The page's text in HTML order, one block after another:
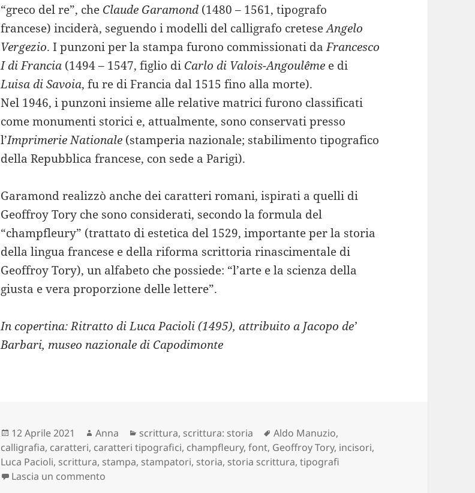
“greco del re”, che Claude Garamond (1480 – 1561, tipografo
francese) inciderà, seguendo i modelli del calligrafo creteseAngelo
Vergezio. I punzoni per la stampa furono commissionati daFrancesco
I di Francia (1494 – 1547, figlio di Carlo di Valois-Angoulême e di
Luisa di Savoia, fu re di Francia dal 1515 fino alla morte).
Nel 1946, i punzoni insieme alle relative matrici furono classificati
come monumenti storici e, attualmente, sono conservati presso
l’Imprimerie Nationale (stamperia nazionale; stabilimento tipografico
della Repubblica francese, con sede a Parigi).
Garamond realizzò anche dei caratteri romani, ispirati a quelli di
Geoffroy Tory che sono considerati, secondo la formula del
“champfleury” (trattato di estetica del 1529, importante per la storia
della lingua francese e della riforma scrittoria rinascimentale di
Geoffroy Tory), un alfabeto che possiede: “l’arte e la scienza della
giusta e vera proporzione delle lettere”.
In copertina: Ritratto di Luca Pacioli (1495), attribuito a Jacopo de’
Barbari, museo nazionale di Capodimonte
Scritto
il
12 Aprile 2021 Autore
Anna Categorie
scrittura, scrittura: storia Tag
Aldo Manuzio,
calligrafia, caratteri, caratteri tipografici, champfleury,font, Geoffroy Tory, incisori,
Luca Pacioli, scrittura, stampa, stampatori, storia, storia scrittura,tipografi
Lascia un commento